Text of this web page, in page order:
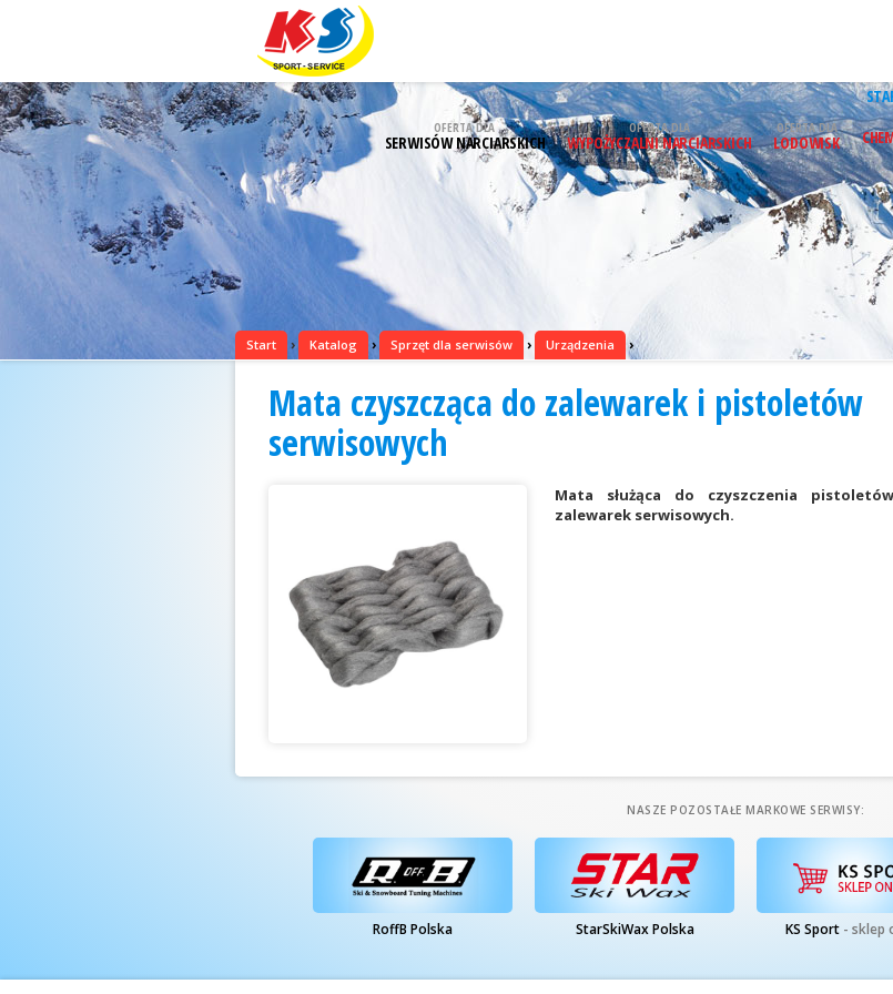
OFERTA DLA
SERWISÓW NARCIARSKICH
OFERTA DLA
WYPOŻYCZALNI NARCIARSKICH
OFERTA DLA
LODOWISK
Start › Katalog › Sprzęt dla serwisów › Urządzenia ›
Mata czyszcząca do zalewarek i pistoletów
serwisowych
Mata służąca do czyszczenia
zalewarek serwisowych.
NASZE POZOSTAŁE MARKOWE SERWISY:
RoffB Polska StarSkiWax Polska KS Sport - sklep